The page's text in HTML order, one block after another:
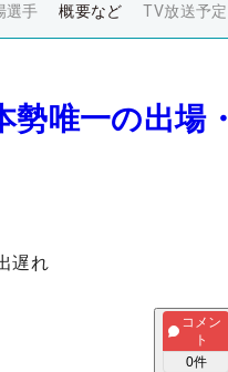
選手 概要など TV放送予定
唯一の出場・
遅れ
コメン
ト
0件